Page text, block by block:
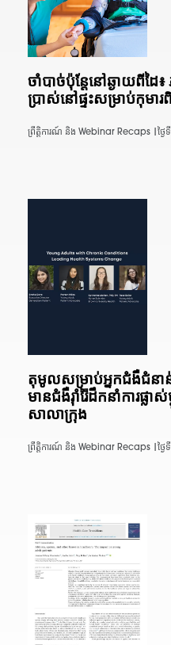
ចាំបាច់ប៉ុន្តែនៅឆ្ងាយពីដ
ប្រាស់នៅផ្ទះសម្រាប់កុមារ
ព្រឹត្តិការណ៍ និង Webinar Recaps | ថ្ង
តុមូលសម្រាប់អ្នកជំងឺជំន
មានជំងឺរ៉ាំរ៉ៃដឹកនាំការផ្ល
សាលាក្រុង
ព្រឹត្តិការណ៍ និង Webinar Recaps | ថ្ង